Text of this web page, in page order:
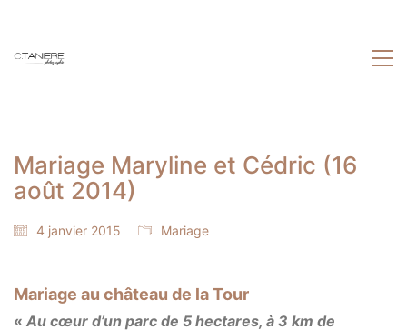
Mariage Maryline et Cédric (16
août 2014)
4 janvier 2015 Mariage
Mariage au château de la Tour
« Au cœur d’un parc de 5 hectares, à 3 km de